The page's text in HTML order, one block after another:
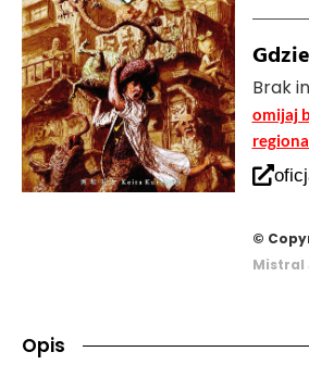
Brak
omijaj
©
Mistral
Opis